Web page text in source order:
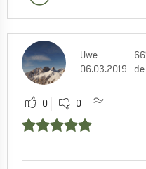
Uwe
06.03.2019
0 0